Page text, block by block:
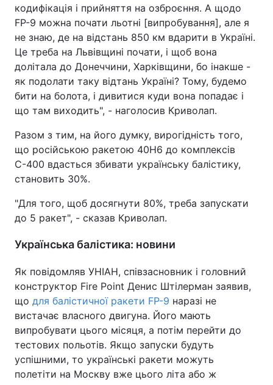
кодифікація і прийняття на озброєння. А щодо
FP-9 можна почати льотні [випробування], але я
не знаю, де на відстань 850 км вдарити в Україні.
Це треба на Львівщині почати, і щоб вона
долітала до Донеччини, Харківщини, бо інакше -
як подолати таку відтань Україні? Тому, будемо
бити на болота, і дивитися куди вона попадає і
що там виходить", - наголосив Криволап.
Разом з тим, на його думку, вирогідність того,
що російською ракетою 40Н6 до комплексів
С-400 вдасться збивати українську балістику,
становить 30%.
"Для того, щоб досягнути 80%, треба запускати
до 5 ракет", - сказав Криволап.
Українська балістика: новини
Як повідомляв УНІАН, співзасновник і головний
конструктор Fire Point Денис Штілерман заявив,
що для балістичної ракети FP-9 наразі не
вистачає власного двигуна. Його мають
випробувати цього місяця, а потім перейти до
тестових польотів. Якщо запуски будуть
успішними, то українські ракети можуть
полетіти на Москву вже цього літа або ж